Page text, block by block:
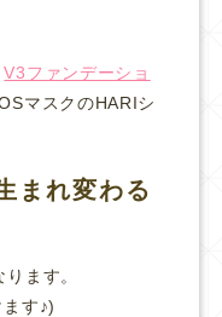
V3ファンデーショ
マスクのHARIシ
まれ変わる
ます。
す♪)